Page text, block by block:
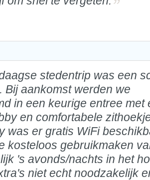
stedentrip was een
Bij aankomst werden we
in een keurige entree met
en comfortabele
was er gratis WiFi
kosteloos gebruikmaken
's avonds/nachts in het
niet echt noodzakelijk